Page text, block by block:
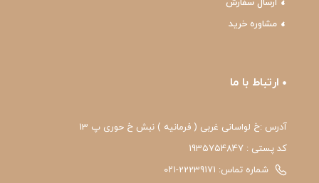
مشاوره خرید
ارتباط با ما
آدرس :خ لواسانی غربی ( فرمانیه ) نبش خ حوری پ 13
کد پستی : 1935754847
شماره تماس: 22239171-۰۲۱